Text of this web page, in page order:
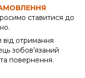
ставитися до
від отримання
зобов’язаний
повернення.